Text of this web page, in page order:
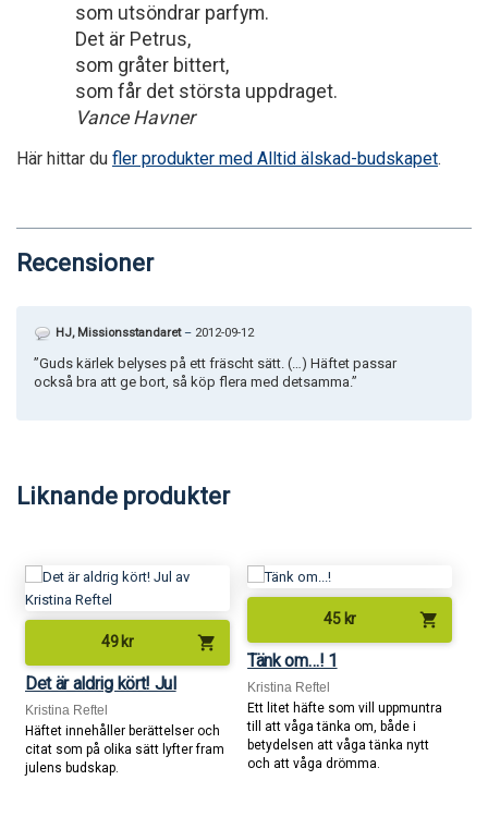
som utsöndrar parfym.
Det är Petrus,
som gråter bittert,
som får det största uppdraget.
Vance Havner
Här hittar du fler produkter med Alltid älskad-budskapet.
Recensioner
HJ, Missionsstandaret – 2012-09-12
”Guds kärlek belyses på ett fräscht sätt. (…) Häftet passar
också bra att ge bort, så köp flera med detsamma.”
Liknande produkter
49 kr shopping_cart
Det är aldrig kört! Jul
Kristina Reftel
Häftet innehåller berättelser och
citat som på olika sätt lyfter fram
julens budskap.
45 kr shopping_cart
Tänk om…! 1
Kristina Reftel
Ett litet häfte som vill uppmuntra
till att våga tänka om, både i
betydelsen att våga tänka nytt
och att våga drömma.